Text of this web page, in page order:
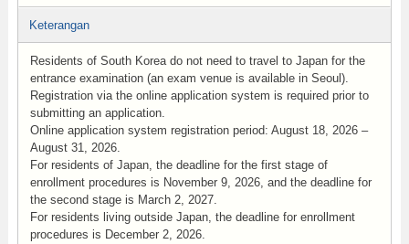
Keterangan
Residents of South Korea do not need to travel to Japan for the
entrance examination (an exam venue is available in Seoul).
Registration via the online application system is required prior to
submitting an application.
Online application system registration period: August 18, 2026 –
August 31, 2026.
For residents of Japan, the deadline for the first stage of
enrollment procedures is November 9, 2026, and the deadline for
the second stage is March 2, 2027.
For residents living outside Japan, the deadline for enrollment
procedures is December 2, 2026.